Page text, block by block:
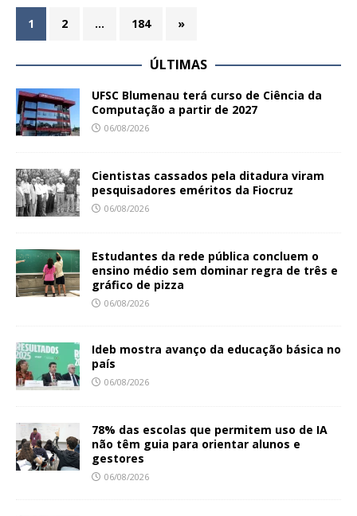
1 2 … 184 »
ÚLTIMAS
UFSC Blumenau terá curso de Ciência da
Computação a partir de 2027
06/08/2026
Cientistas cassados pela ditadura viram
pesquisadores eméritos da Fiocruz
06/08/2026
Estudantes da rede pública concluem o
ensino médio sem dominar regra de três e
gráfico de pizza
06/08/2026
Ideb mostra avanço da educação básica no
país
06/08/2026
78% das escolas que permitem uso de IA
não têm guia para orientar alunos e
gestores
06/08/2026